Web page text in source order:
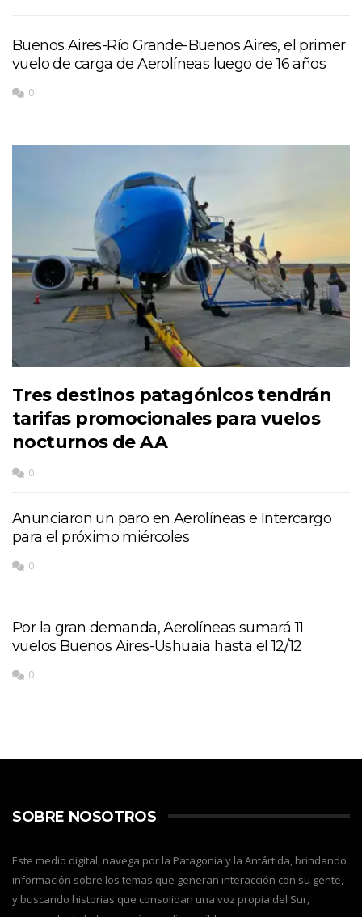
Buenos Aires-Río Grande-Buenos Aires, el primer
vuelo de carga de Aerolíneas luego de 16 años
0
Tres destinos patagónicos tendrán
tarifas promocionales para vuelos
nocturnos de AA
0
Anunciaron un paro en Aerolíneas e Intercargo
para el próximo miércoles
0
Por la gran demanda, Aerolíneas sumará 11
vuelos Buenos Aires-Ushuaia hasta el 12/12
0
SOBRE NOSOTROS
Este medio digital, navega por la Patagonia y la Antártida, brindando
información sobre los temas que generan interacción con su gente,
y buscando historias que consolidan una voz propia del Sur,